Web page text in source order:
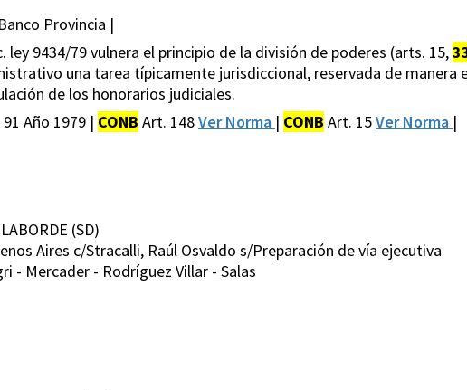
Provincia |
ley 9434/79 vulnera el principio de la división de poderes (arts. 15,
una tarea típicamente jurisdiccional, reservada de manera
de los honorarios judiciales.
Año 1979 | CONB Art. 148Ver Norma | CONB Art. 15Ver Norma |
(SD)
Aires c/Stracalli, Raúl Osvaldo s/Preparación de vía ejecutiva
- Mercader - Rodríguez Villar - Salas